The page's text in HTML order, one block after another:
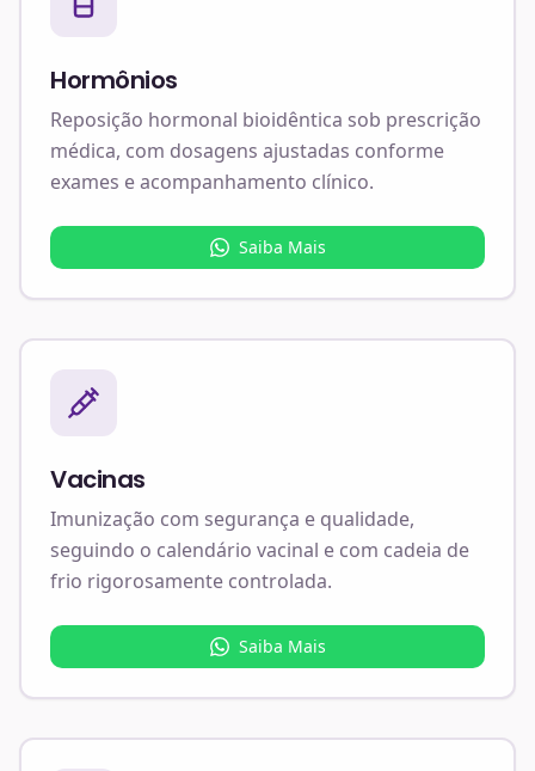
Hormônios
Reposição hormonal bioidêntica sob prescrição
médica, com dosagens ajustadas conforme
exames e acompanhamento clínico.
Saiba Mais
Vacinas
Imunização com segurança e qualidade,
seguindo o calendário vacinal e com cadeia de
frio rigorosamente controlada.
Saiba Mais